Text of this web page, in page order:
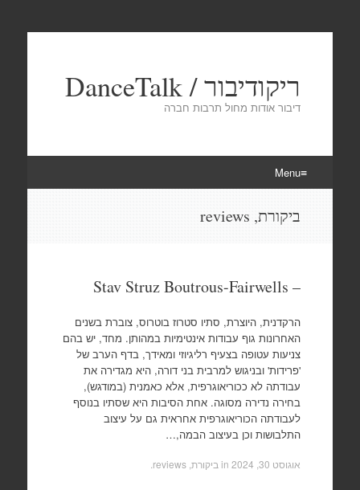
ריקודיבור / DanceTalk
דיבור אודות מחול תרבות חברה
Menu
ביקורת, reviews
– Stav Struz Boutrous-Fairwells
הרקדנית, היוצרת, סתיו סטרוז בוטרוס, צוברת בשנים
האחרונות גוף עבודות אינטימיות במהותן. מחד, יש בהם
צניעות עטופה בצעיף רליגיוזי ומאידך, בדף הערב של
'פרידות' ובניגוש למרבית בני דורה, היא מגדירה את
עבודתה לא ככוריאוגרפית, אלא כאמנית (במודגש),
בחירה נדירה מסוגה. אחת הסיבות היא שסתיו בנוסף
לעבודתה הכוריאוגרפית אחראית גם על עיצוב
התלבושות וכן בעיצוב הבמה,…
אוגוסט 30, 2024 in ביקורת, reviews